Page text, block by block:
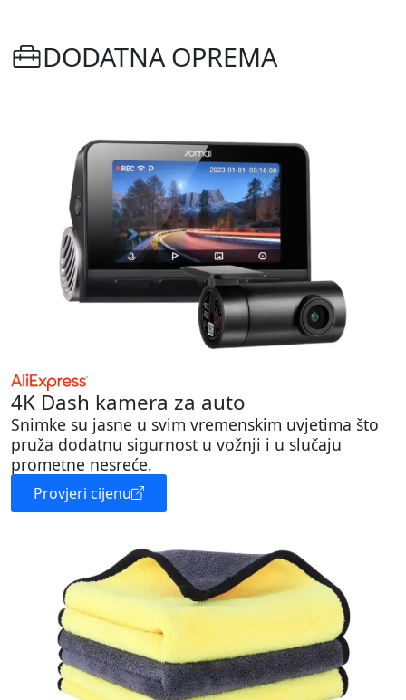
DODATNA OPREMA
4K Dash kamera za auto
Snimke su jasne u svim vremenskim uvjetima što
pruža dodatnu sigurnost u vožnji i u slučaju
prometne nesreće.
Provjeri cijenu